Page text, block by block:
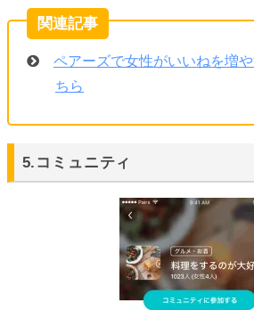
ペアーズで女性がいいねを増
ちら
5.コミュニティ